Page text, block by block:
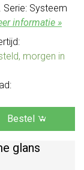
Systeem
informatie »
morgen in
Bestel
glans